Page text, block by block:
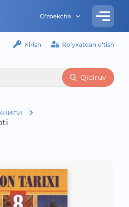
O‘zbekcha
Kirish Ro‘yxatdan o‘tish
Qidiruv